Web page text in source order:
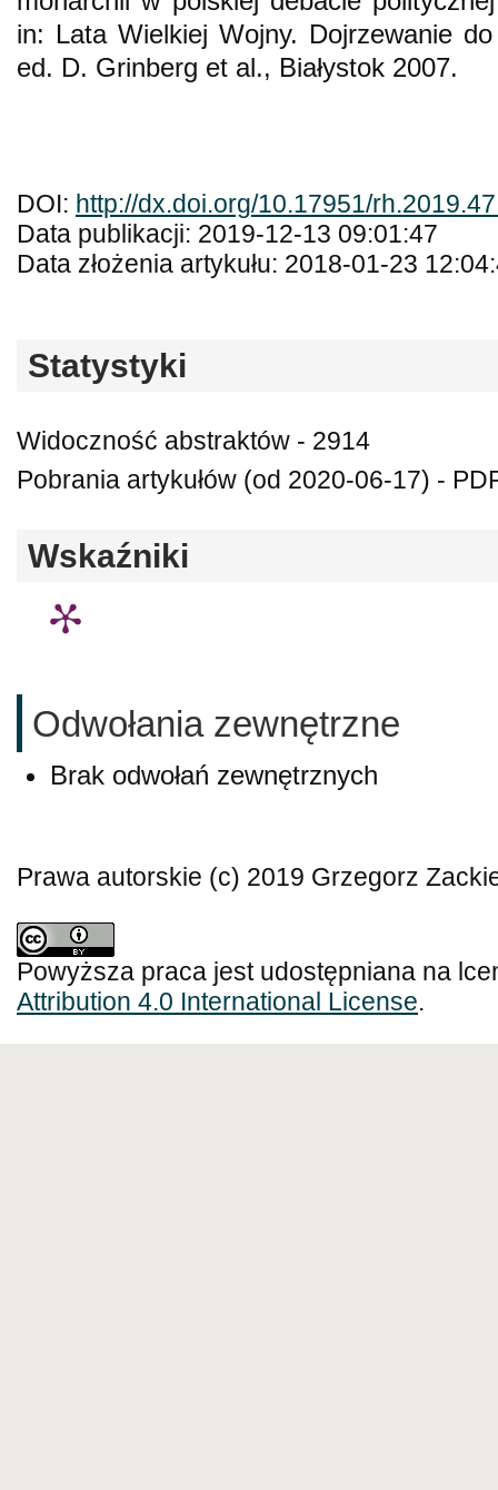
in: Lata Wielkiej Wojny. Dojrzewanie do
ed. D. Grinberg et al., Białystok 2007.
DOI: http://dx.doi.org/10.17951/
Data publikacji: 2019-12-13 09:01:47
Data złożenia artykułu: 2018-01-23
Statystyki
Widoczność abstraktów - 2914
Pobrania artykułów (od 2020-06-17) -
Wskaźniki
Odwołania zewnętrzne
Brak odwołań zewnętrznych
Prawa autorskie (c) 2019 Grzegorz
Powyższa praca jest udostępniana na
Attribution 4.0 International License.